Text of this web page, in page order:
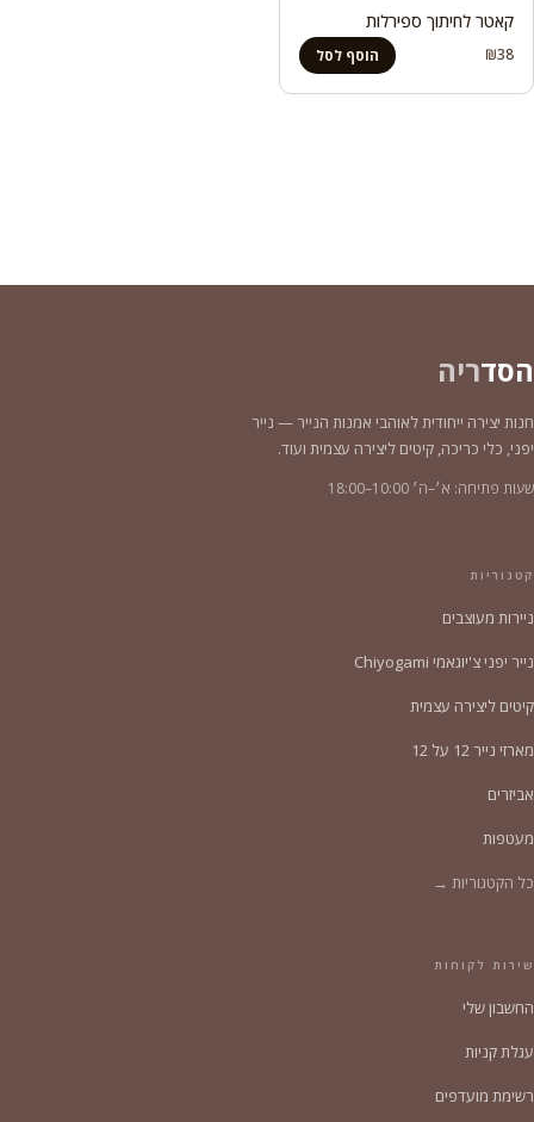
קאטר לחיתוך ספירלות
₪38 הוסף לסל
הסדריה
חנות יצירה ייחודית לאוהבי אמנות הנייר — נייר
יפני, כלי כריכה, קיטים ליצירה עצמית ועוד.
שעות פתיחה: א׳–ה׳ 10:00–18:00
קטגוריות
ניירות מעוצבים
נייר יפני צ'יוגאמי Chiyogami
קיטים ליצירה עצמית
מארזי נייר 12 על 12
אביזרים
מעטפות
כל הקטגוריות →
שירות לקוחות
החשבון שלי
עגלת קניות
רשימת מועדפים